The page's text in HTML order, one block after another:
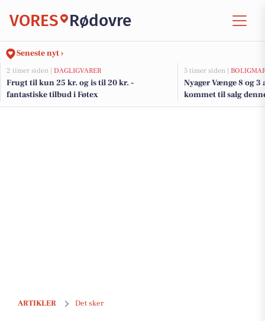
VORES Rødovre
Seneste nyt ›
2 timer siden | DAGLIGVARER
Frugt til kun 25 kr. og is til 20 kr. -
fantastiske tilbud i Føtex
5 timer siden |
Nyager Vænge 8 og 3
kommet til salg
boligerne her.
ARTIKLER Det sker
Oplev Heerups kunstneriske univers på Heerup Museum